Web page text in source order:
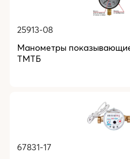
25913-08
Манометры
ТМТБ
67831-17